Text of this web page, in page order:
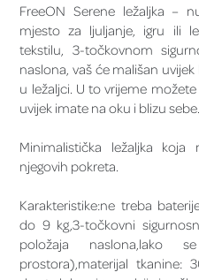
FreeON Serene ležaljka –
mjesto za ljuljanje, igru ​​ili
tekstilu, 3-točkovnom
naslona, ​​vaš će mališan
u ležaljci. U to vrijeme
uvijek imate na oku i blizu sebe.
Minimalistička ležaljka
njegovih pokreta.
Karakteristike:ne treba
do 9 kg,3-točkovni
položaja naslona,lako
prostora),materijal tkanine: